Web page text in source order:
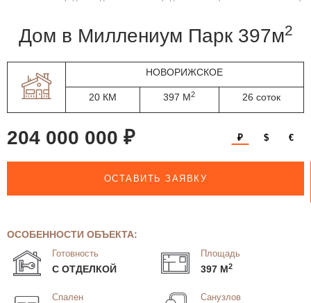
дом в Миллениум Парк 397м2
НОВОРИЖСКОЕ
20 КМ 397 М2 26 соток
204 000 000 ₽ ₽ $ €
ОСТАВИТЬ ЗАЯВКУ
ОСОБЕННОСТИ ОБЪЕКТА:
Готовность
С ОТДЕЛКОЙ
Площадь
397 М2
Спален Санузлов